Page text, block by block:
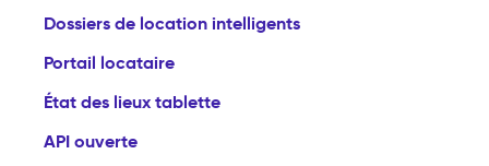
Dossiers de location intelligents
Portail locataire
État des lieux tablette
API ouverte